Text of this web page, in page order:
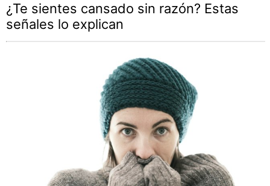
¿Te sientes cansado sin razón? Estas
señales lo explican